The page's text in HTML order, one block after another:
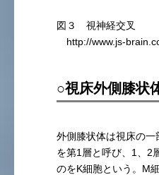
図３ 視神経交叉
http://www.js-
○視床外側膝状
外側膝状体は視床の
を第1層と呼び、1、2
のをK細胞という。M